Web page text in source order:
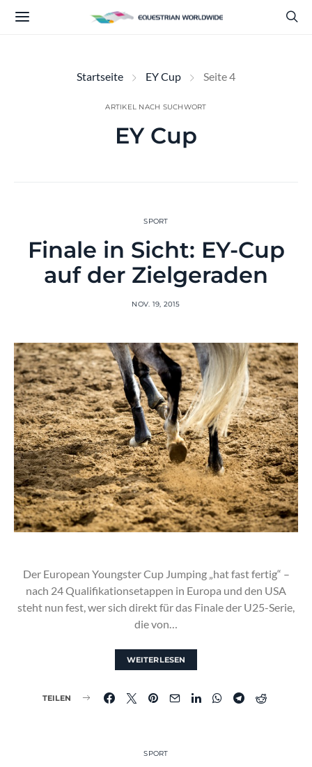
Startseite EY Cup Seite 4
ARTIKEL NACH SUCHWORT
EY Cup
SPORT
Finale in Sicht: EY-Cup
auf der Zielgeraden
NOV. 19, 2015
Der European Youngster Cup Jumping „hat fast fertig“ –
nach 24 Qualifikationsetappen in Europa und den USA
steht nun fest, wer sich direkt für das Finale der U25-Serie,
die von…
WEITERLESEN
TEILEN
SPORT